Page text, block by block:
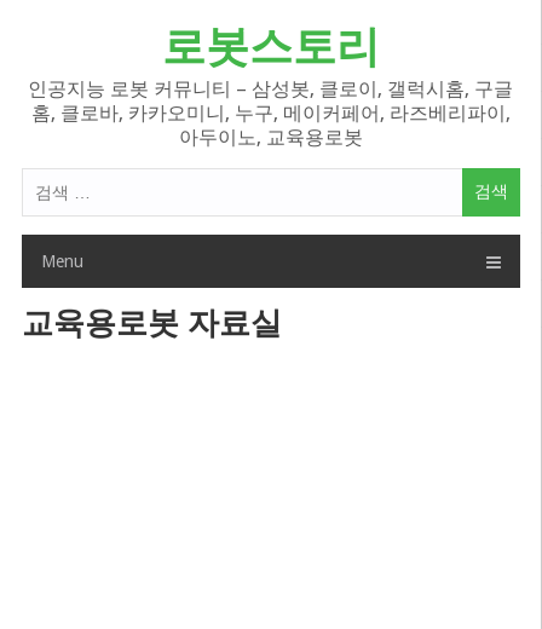
로봇스토리
인공지능 로봇 커뮤니티 – 삼성봇, 클로이, 갤럭시홈, 구글
홈, 클로바, 카카오미니, 누구, 메이커페어, 라즈베리파이,
아두이노, 교육용로봇
색
Menu
교육용로봇 자료실